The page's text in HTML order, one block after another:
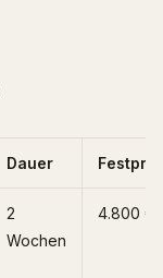
Dauer
2
Wochen
4.800 €